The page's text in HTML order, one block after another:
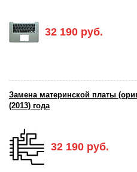
32 190 руб.
32 190 руб.
Замена материнской платы
(2013) года